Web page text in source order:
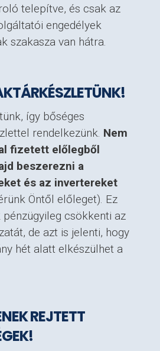
telepítve, és csak az
engedélyek
szakasza van hátra.
így bőséges
rendelkezünk. Nem
fizetett előlegből
beszerezni a
és az invertereket
Öntől előleget). Ez
pénzügyileg csökkenti az
de azt is jelenti, hogy
hét alatt elkészülhet a
REJTETT